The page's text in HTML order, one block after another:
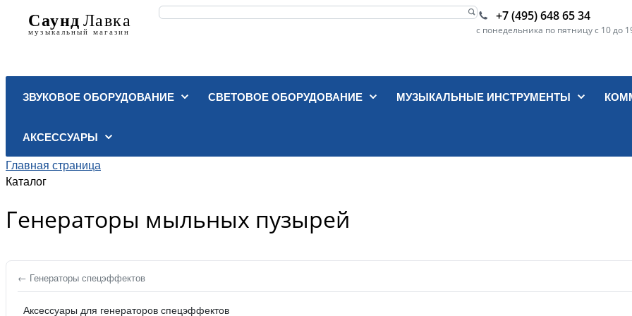
+7 (495) 648 65 34
с понедельника по пятницу с 10 до
ЗВУКОВОЕ ОБОРУДОВАНИЕ СВЕТОВОЕ ОБОРУДОВАНИЕ МУЗЫКАЛЬНЫЕ ИНСТРУМЕНТЫ
АКСЕССУАРЫ
Главная страница
Каталог
Генераторы мыльных пузырей
← Генераторы спецэффектов
Аксессуары для генераторов спецэффектов